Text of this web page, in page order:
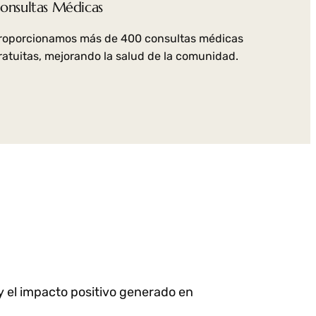
Médicas
más de 400 consultas médicas
mejorando la salud de la comunidad.
impacto positivo generado en